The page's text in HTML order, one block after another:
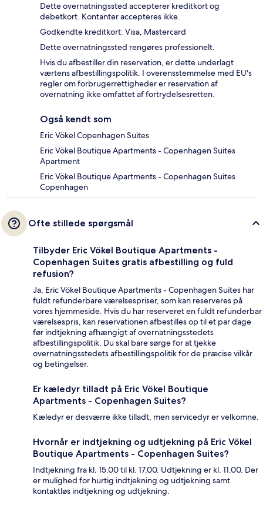
Dette overnatningssted accepterer kreditkort og
debetkort. Kontanter accepteres ikke.
Godkendte kreditkort: Visa, Mastercard
Dette overnatningssted rengøres professionelt.
Hvis du afbestiller din reservation, er dette underlagt
værtens afbestillingspolitik. I overensstemmelse med EU's
regler om forbrugerrettigheder er reservation af
overnatning ikke omfattet af fortrydelsesretten.
Også kendt som
Eric Vökel Copenhagen Suites
Eric Vökel Boutique Apartments - Copenhagen Suites
Apartment
Eric Vökel Boutique Apartments - Copenhagen Suites
Copenhagen
Ofte stillede spørgsmål
Tilbyder Eric Vökel Boutique Apartments -
Copenhagen Suites gratis afbestilling og fuld
refusion?
Ja, Eric Vökel Boutique Apartments - Copenhagen Suites har
fuldt refunderbare værelsespriser, som kan reserveres på
vores hjemmeside. Hvis du har reserveret en fuldt refunderbar
værelsespris, kan reservationen afbestilles op til et par dage
før indtjekning afhængigt af overnatningsstedets
afbestillingspolitik. Du skal bare sørge for at tjekke
overnatningsstedets afbestillingspolitik for de præcise vilkår
og betingelser.
Er kæledyr tilladt på Eric Vökel Boutique
Apartments - Copenhagen Suites?
Kæledyr er desværre ikke tilladt, men servicedyr er velkomne.
Hvornår er indtjekning og udtjekning på Eric Vökel
Boutique Apartments - Copenhagen Suites?
Indtjekning fra kl. 15.00 til kl. 17.00. Udtjekning er kl. 11.00. Der
er mulighed for hurtig indtjekning og udtjekning samt
kontaktløs indtjekning og udtjekning.